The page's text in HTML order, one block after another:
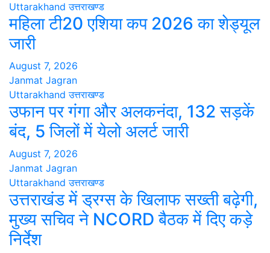
Uttarakhand उत्तराखण्ड
महिला टी20 एशिया कप 2026 का शेड्यूल
जारी
August 7, 2026
Janmat Jagran
Uttarakhand उत्तराखण्ड
उफान पर गंगा और अलकनंदा, 132 सड़कें
बंद, 5 जिलों में येलो अलर्ट जारी
August 7, 2026
Janmat Jagran
Uttarakhand उत्तराखण्ड
उत्तराखंड में ड्रग्स के खिलाफ सख्ती बढ़ेगी,
मुख्य सचिव ने NCORD बैठक में दिए कड़े
निर्देश